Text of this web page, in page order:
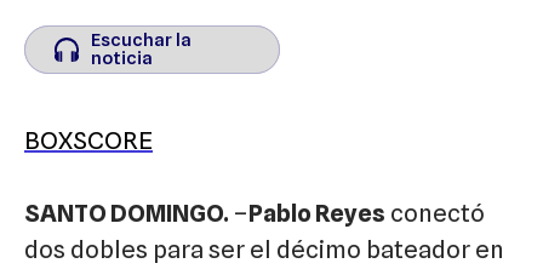
Escuchar la
noticia
Escuchar la
noticia
BOXSCORE
SANTO DOMINGO. –Pablo Reyes conectó
dos dobles para ser el décimo bateador en